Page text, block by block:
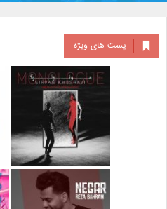
پست های ویژه
دانلود آلبوم جدید سیروان
خسروی بنام مونولوگ